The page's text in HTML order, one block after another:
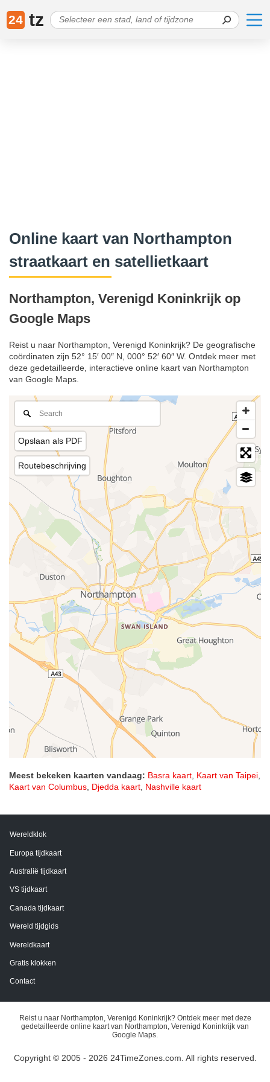
24 tz
Online kaart van Northampton
straatkaart en satellietkaart
Northampton, Verenigd Koninkrijk op
Google Maps
Reist u naar Northampton, Verenigd Koninkrijk? De geografische
coördinaten zijn 52° 15′ 00″ N, 000° 52′ 60″ W. Ontdek meer met
deze gedetailleerde, interactieve online kaart van Northampton
van Google Maps.
Opslaan als PDF
Routebeschrijving
Meest bekeken kaarten vandaag: Basra kaart, Kaart van Taipei,
Kaart van Columbus, Djedda kaart, Nashville kaart
Wereldklok
Europa tijdkaart
Australië tijdkaart
VS tijdkaart
Canada tijdkaart
Wereld tijdgids
Wereldkaart
Gratis klokken
Contact
Reist u naar Northampton, Verenigd Koninkrijk? Ontdek meer met deze
gedetailleerde online kaart van Northampton, Verenigd Koninkrijk van
Google Maps.
Copyright © 2005 - 2026 24TimeZones.com. All rights reserved.